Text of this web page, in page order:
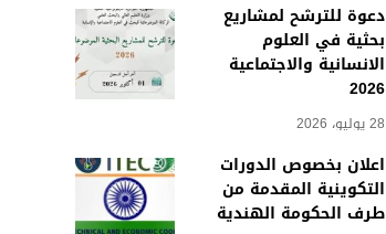
دعوة للترشح لمشاريع
بحثية في العلوم
الانسانية والاجتماعية
2026
28 يوليو، 2026
اعلان بخصوص الدورات
التكوينية المقدمة من
طرف الحكومة الهندية